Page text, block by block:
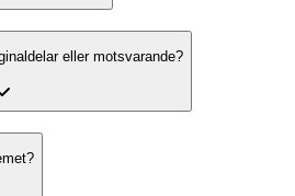
eller motsvarande?